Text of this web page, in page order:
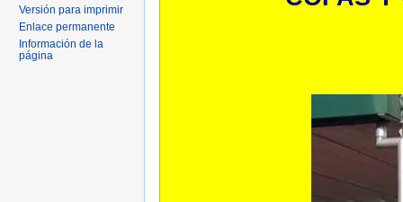
Versión para imprimir
Enlace permanente
Información de la
página